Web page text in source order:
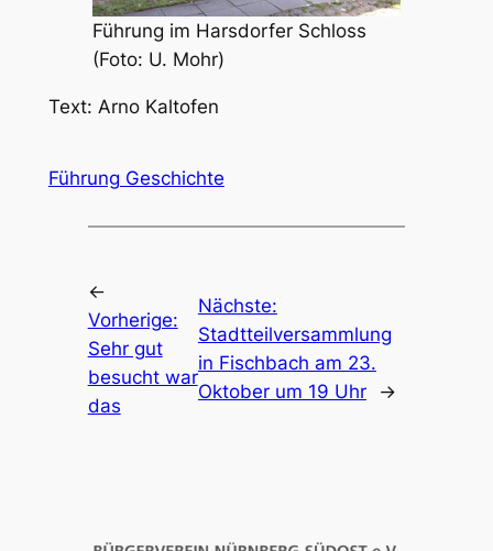
Führung im Harsdorfer Schloss
(Foto: U. Mohr)
Text: Arno Kaltofen
Führung Geschichte
←
Vorherige:
Sehr gut
besucht war
das
Nächste:
Stadtteilversammlung
in Fischbach am 23.
Oktober um 19 Uhr
→